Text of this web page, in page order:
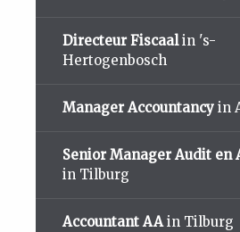
Directeur Fiscaalin 's-
Hertogenbosch
Manager Accountancy in
Senior Manager Audit en
in Tilburg
Accountant AAin Tilburg